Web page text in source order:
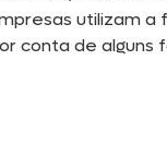
utilizam
conta de alguns